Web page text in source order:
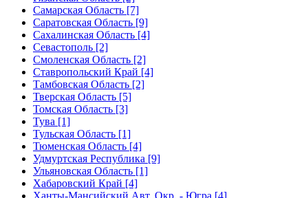
Самарская Область [7]
Саратовская Область [9]
Сахалинская Область [4]
Севастополь [2]
Смоленская Область [2]
Ставропольский Край [4]
Тамбовская Область [2]
Тверская Область [5]
Томская Область [3]
Тува [1]
Тульская Область [1]
Тюменская Область [4]
Удмуртская Республика [9]
Ульяновская Область [1]
Хабаровский Край [4]
Ханты-Мансийский Авт. Окр. - Югра [4]